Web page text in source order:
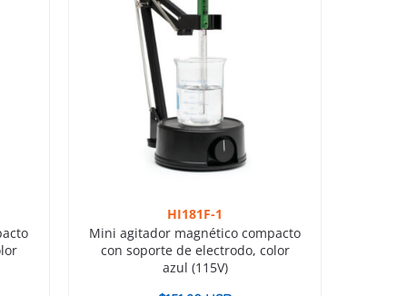
HI181F-1
Mini agitador magnético compacto
con soporte de electrodo, color
azul (115V)